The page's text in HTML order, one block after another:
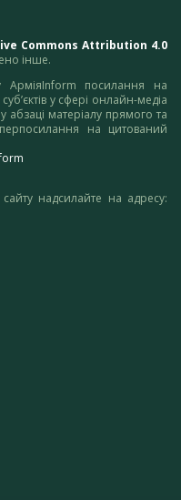
Commons Attribution 4.0
інше.
АрміяInform посилання на
у сфері онлайн-медіа
матеріалу прямого та
на цитований
надсилайте на адресу: